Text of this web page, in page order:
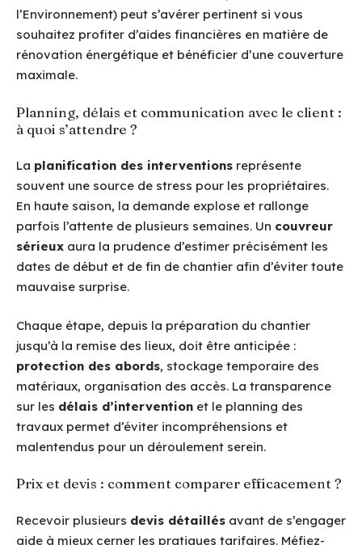
l’Environnement) peut s’avérer pertinent si vous
souhaitez profiter d’aides financières en matière de
rénovation énergétique et bénéficier d’une couverture
maximale.
Planning, délais et communication avec le client :
à quoi s’attendre ?
La planification des interventions représente
souvent une source de stress pour les propriétaires.
En haute saison, la demande explose et rallonge
parfois l’attente de plusieurs semaines. Un couvreur
sérieux aura la prudence d’estimer précisément les
dates de début et de fin de chantier afin d’éviter toute
mauvaise surprise.
Chaque étape, depuis la préparation du chantier
jusqu’à la remise des lieux, doit être anticipée :
protection des abords, stockage temporaire des
matériaux, organisation des accès. La transparence
sur les délais d’intervention et le planning des
travaux permet d’éviter incompréhensions et
malentendus pour un déroulement serein.
Prix et devis : comment comparer efficacement ?
Recevoir plusieurs devis détaillés avant de s’engager
aide à mieux cerner les pratiques tarifaires. Méfiez-